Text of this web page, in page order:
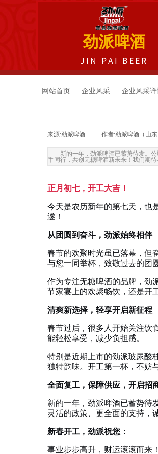
JIN PAI BEER
劲派啤酒
网站首页 ≡ 企业风采 ≡ 企业风采
来源:劲派啤酒 作者:劲派啤酒（山
新的一年，劲派啤酒已蓄势待发。
手同行，共创无糖啤酒新未来！我们期
正月初七，开工大吉！
今天是农历新年的第七天，也
遂！
从团圆到奋斗，劲派始终相伴
春节的欢聚时光虽已落幕，但
与您一同举杯，致敬过去的团
作为专注无糖啤酒的品牌，劲
节家宴上的欢聚畅饮，还是开
清爽新选择，轻享开启新征程
春节过后，很多人开始关注饮
能轻松享受，减少负担感。
特别是近期上市的劲派玻尿酸
独特韵味。开工第一杯，不妨
全面复工，保障供应，开启招
新的一年，劲派啤酒已蓄势待
灵活的政策、更全面的支持，
新春开工，劲派祝您：
事业步步高升，财运滚滚而来！